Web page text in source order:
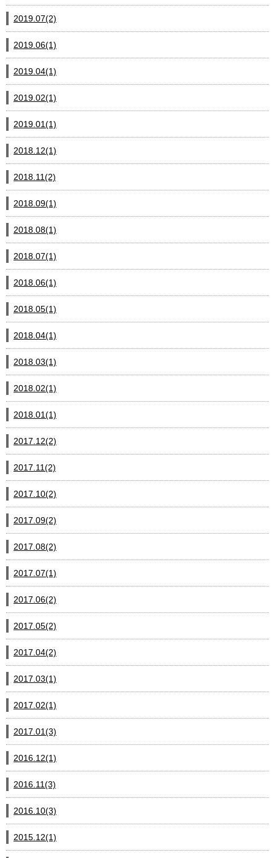
2019.07(2)
2019.06(1)
2019.04(1)
2019.02(1)
2019.01(1)
2018.12(1)
2018.11(2)
2018.09(1)
2018.08(1)
2018.07(1)
2018.06(1)
2018.05(1)
2018.04(1)
2018.03(1)
2018.02(1)
2018.01(1)
2017.12(2)
2017.11(2)
2017.10(2)
2017.09(2)
2017.08(2)
2017.07(1)
2017.06(2)
2017.05(2)
2017.04(2)
2017.03(1)
2017.02(1)
2017.01(3)
2016.12(1)
2016.11(3)
2016.10(3)
2015.12(1)